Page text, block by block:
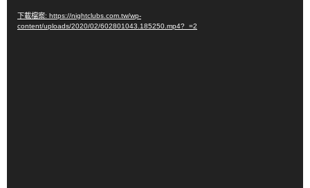
下載檔案: https://nightclubs.com.tw/wp-
content/uploads/2020/02/602801043.185250.mp4?_=2